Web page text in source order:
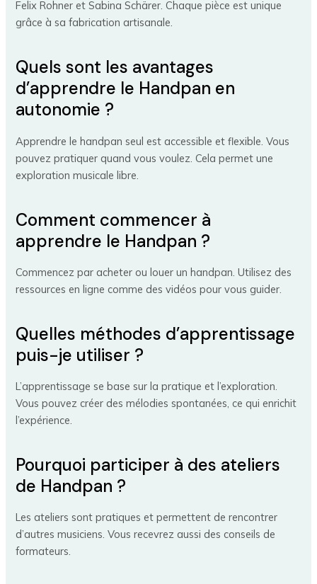
Felix Rohner et Sabina Schärer. Chaque pièce est unique
grâce à sa fabrication artisanale.
Quels sont les avantages
d’apprendre le Handpan en
autonomie ?
Apprendre le handpan seul est accessible et flexible. Vous
pouvez pratiquer quand vous voulez. Cela permet une
exploration musicale libre.
Comment commencer à
apprendre le Handpan ?
Commencez par acheter ou louer un handpan. Utilisez des
ressources en ligne comme des vidéos pour vous guider.
Quelles méthodes d’apprentissage
puis-je utiliser ?
L’apprentissage se base sur la pratique et l’exploration.
Vous pouvez créer des mélodies spontanées, ce qui enrichit
l’expérience.
Pourquoi participer à des ateliers
de Handpan ?
Les ateliers sont pratiques et permettent de rencontrer
d’autres musiciens. Vous recevrez aussi des conseils de
formateurs.